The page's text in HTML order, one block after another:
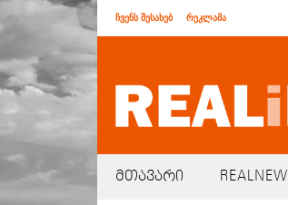
ჩვენს შესახებ რეკლამა
მთავარი REALNEW